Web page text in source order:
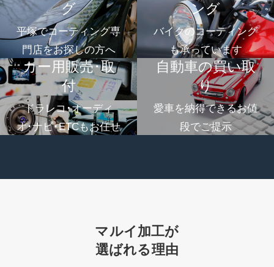
グ
平塚でコーティング専
門店をお探しの方へ
ング
バイクのコーティング
も承っています
カー用販売･取
付
ドラレコ･オーディ
オ･ナビ･ETCもお任せ
自動車の買い取
り
愛車を納得できるお値
段でご提示
マルイ加工が
選ばれる理由